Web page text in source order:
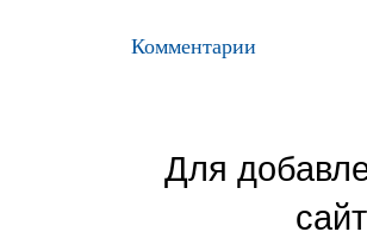
Комментарии
Для